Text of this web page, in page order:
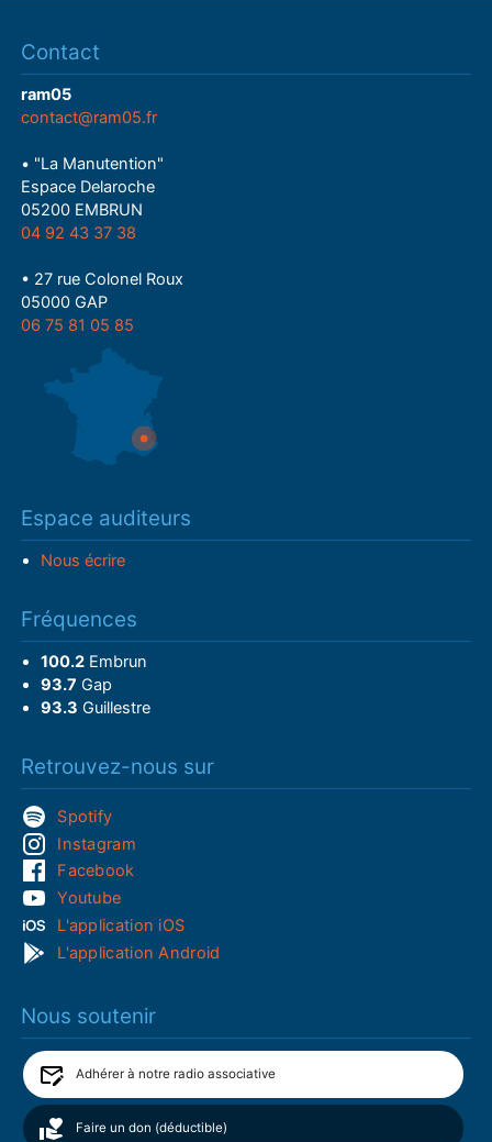
Contact
ram05
contact@ram05.fr
• "La Manutention"
Espace Delaroche
05200 EMBRUN
04 92 43 37 38
• 27 rue Colonel Roux
05000 GAP
06 75 81 05 85
Espace auditeurs
Nous écrire
Fréquences
100.2Embrun
93.7 Gap
93.3 Guillestre
Retrouvez-nous sur
Spotify
Instagram
Facebook
Youtube
L'application iOS
L'application Android
Nous soutenir
Adhérer à notre radio associative
Faire un don (déductible)